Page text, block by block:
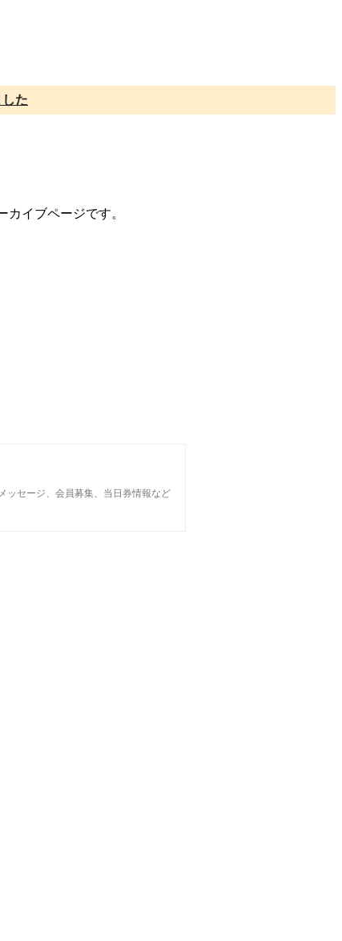
た
イブページです。
ッセージ、会員募集、当日券情報など